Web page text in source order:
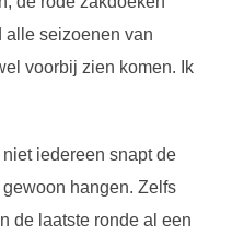
alle seizoenen van
voorbij zien komen. Ik
iedereen snapt de
hangen. Zelfs
de laatste ronde al een